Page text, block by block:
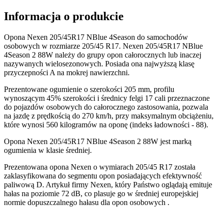
Informacja o produkcie
Opona Nexen 205/45R17 NBlue 4Season do samochodów
osobowych w rozmiarze 205/45 R17. Nexen 205/45R17 NBlue
4Season 2 88W należy do grupy opon całorocznych lub inaczej
nazywanych wielosezonowych. Posiada ona najwyższą klasę
przyczepności A na mokrej nawierzchni.
Prezentowane ogumienie o szerokości 205 mm, profilu
wynoszącym 45% szerokości i średnicy felgi 17 cali przeznaczone
do pojazdów osobowych do całorocznego zastosowania, pozwala
na jazdę z prędkością do 270 km/h, przy maksymalnym obciążeniu,
które wynosi 560 kilogramów na oponę (indeks ładowności - 88).
Opona Nexen 205/45R17 NBlue 4Season 2 88W jest marką
ogumienia w klasie średniej.
Prezentowana opona Nexen o wymiarach 205/45 R17 została
zaklasyfikowana do segmentu opon posiadających efektywność
paliwową D. Artykuł firmy Nexen, który Państwo oglądają emituje
hałas na poziomie 72 dB, co plasuje go w średniej europejskiej
normie dopuszczalnego hałasu dla opon osobowych .